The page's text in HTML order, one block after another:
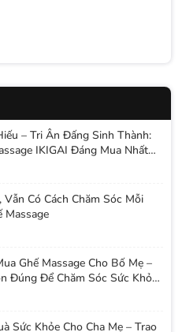
– Tri Ân Đấng Sinh Thành:
IKIGAI Đáng Mua Nhất
Vẫn Có Cách Chăm Sóc Mỗi
Massage
Ghế Massage Cho Bố Mẹ –
Đúng Để Chăm Sóc Sức Khỏe
Sức Khỏe Cho Cha Mẹ – Trao